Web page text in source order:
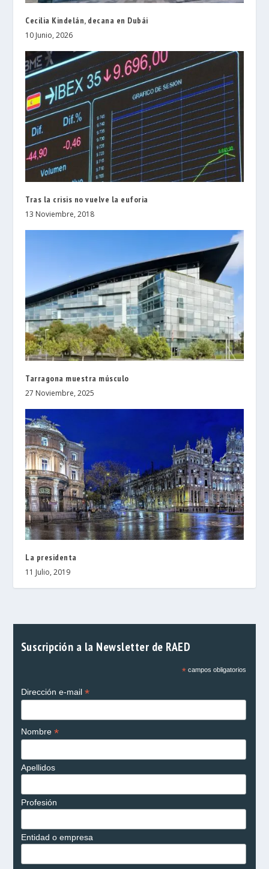
Cecilia Kindelán, decana en Dubái
10 Junio, 2026
Tras la crisis no vuelve la euforia
13 Noviembre, 2018
Tarragona muestra músculo
27 Noviembre, 2025
La presidenta
11 Julio, 2019
Suscripción a la Newsletter de RAED
*campos obligatorios
Dirección e-mail *
Nombre *
Apellidos
Profesión
Entidad o empresa